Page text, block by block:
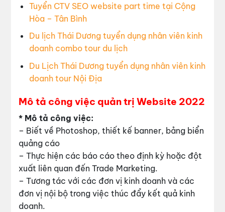
Tuyển CTV SEO website part time tại Cộng
Hòa – Tân Bình
Du lịch Thái Dương tuyển dụng nhân viên kinh
doanh combo tour du lịch
Du Lịch Thái Dương tuyển dụng nhân viên kinh
doanh tour Nội Địa
Mô tả công việc quản trị Website 2022
* Mô tả công việc:
– Biết về Photoshop, thiết kế banner, bảng biển
quảng cáo
– Thực hiện các báo cáo theo định kỳ hoặc đột
xuất liên quan đến Trade Marketing.
– Tương tác với các đơn vị kinh doanh và các
đơn vị nội bộ trong việc thúc đẩy kết quả kinh
doanh.